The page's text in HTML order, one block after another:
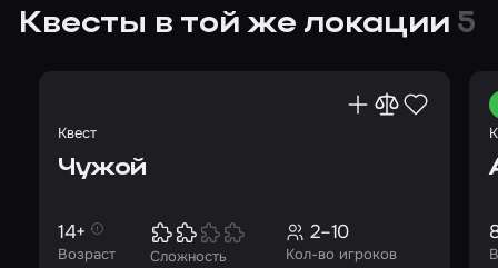
Квесты в той же локации 5
Квест
Чужой
Возраст
14+
Сложность Кол-во игроков
2–10